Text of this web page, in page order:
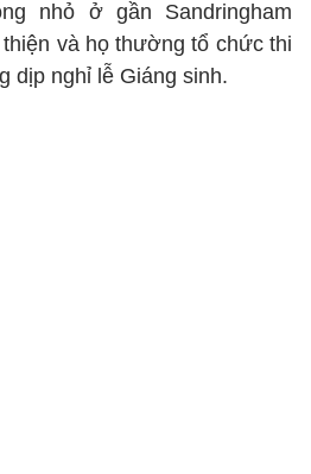
nhỏ ở gần Sandringham
và họ thường tổ chức thi
dịp nghỉ lễ Giáng sinh.